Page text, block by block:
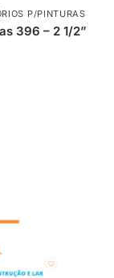
P/PINTURAS
396 – 2 1/2”